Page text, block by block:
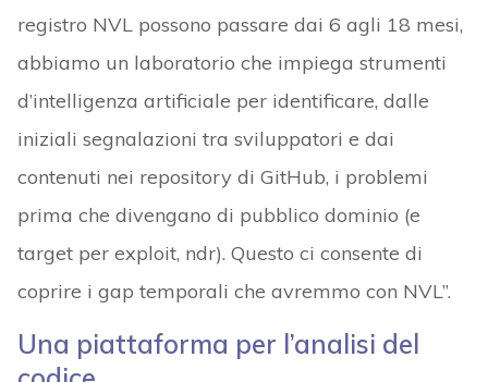
registro NVL possono passare dai 6 agli 18 mesi,
abbiamo un laboratorio che impiega strumenti
d’intelligenza artificiale per identificare, dalle
iniziali segnalazioni tra sviluppatori e dai
contenuti nei repository di GitHub, i problemi
prima che divengano di pubblico dominio (e
target per exploit, ndr). Questo ci consente di
coprire i gap temporali che avremmo con NVL”.
Una piattaforma per l’analisi del